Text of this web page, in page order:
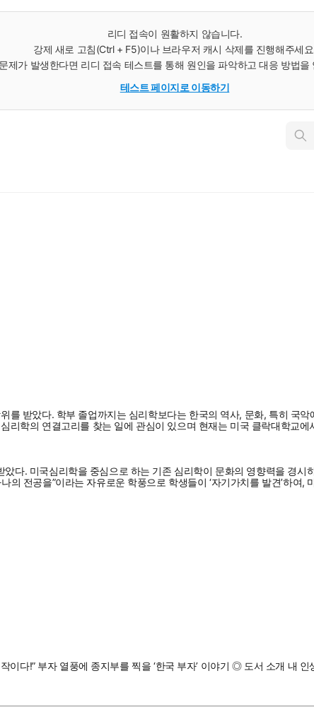
리디 접속이 원활하지 않습니다.
강제 새로 고침(Ctrl + F5)이나 브라우저 캐시 삭제를 진행해주세
제가 발생한다면 리디 접속 테스트를 통해 원인을 파악하고 대응 방법을
테스트 페이지로 이동하기
인
를 받았다. 학부 졸업까지는 심리학보다는 한국의 역사, 문화, 특히 국
리학의 연결고리를 찾는 일에 관심이 있으며 현재는 미국 클락대학교
다. 미국심리학을 중심으로 하는 기존 심리학이 문화의 영향력을 경
전공을”이라는 자유로운 학풍으로 학생들이 ‘자기가치를 발견’하여,
이다!” 부자 열풍에 종지부를 찍을 ‘한국 부자’ 이야기 ◎ 도서 소개 내